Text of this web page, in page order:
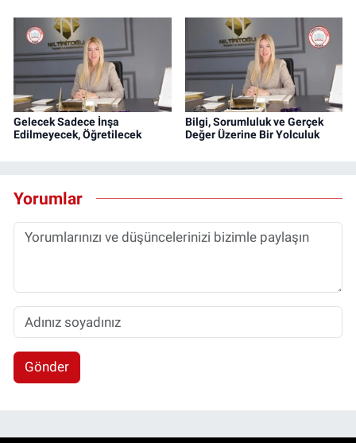
Gelecek Sadece İnşa
Edilmeyecek, Öğretilecek
Bilgi, Sorumluluk ve Gerçek
Değer Üzerine Bir Yolculuk
Yorumlar
Gönder